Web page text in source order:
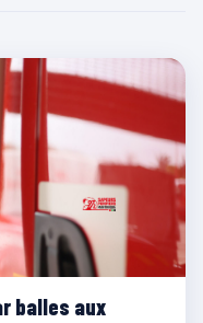
balles aux